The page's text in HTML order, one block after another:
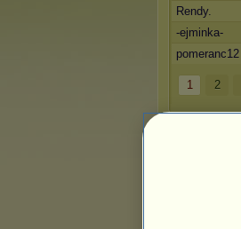
Rendy.
-ejminka-
pomeranc12
1 2